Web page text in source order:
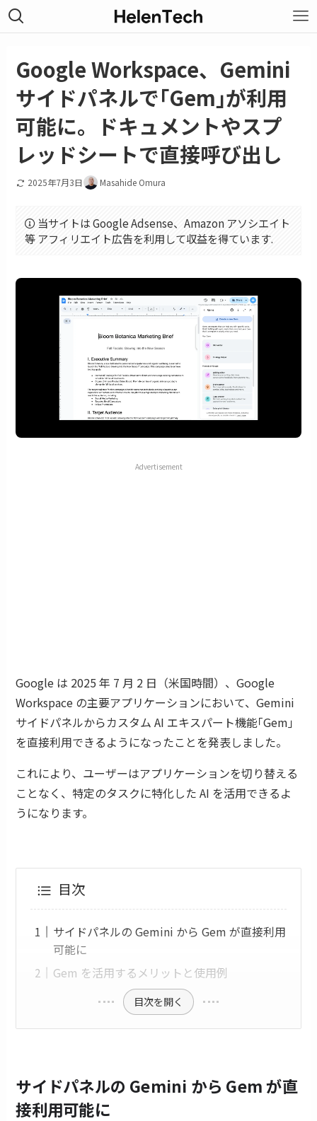
Google Workspace、Gemini
サイドパネルで｢Gem｣が利用
可能に。ドキュメントやスプ
レッドシートで直接呼び出し
2025年7月3日 Masahide Omura
当サイトは Google Adsense、Amazon アソシエイト
等 アフィリエイト広告を利用して収益を得ています.
Advertisement
Google は 2025 年 7 月 2 日（米国時間）、Google
Workspace の主要アプリケーションにおいて、Gemini
サイドパネルからカスタム AI エキスパート機能｢Gem｣
を直接利用できるようになったことを発表しました。
これにより、ユーザーはアプリケーションを切り替える
ことなく、特定のタスクに特化した AI を活用できるよ
うになります。
目次
サイドパネルの Gemini から Gem が直接利用
可能に
Gem を活用するメリットと使用例
目次を開く
サイドパネルの Gemini から Gem が直
接利用可能に